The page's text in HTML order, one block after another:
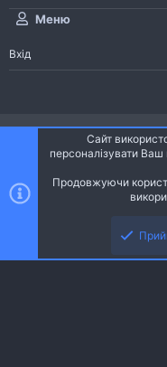
Меню
Вхід
Ніч
Українська (UA)
S
Community platform by
Community platform by
Сайт
персоналізувати Ваш
Продовжуючи